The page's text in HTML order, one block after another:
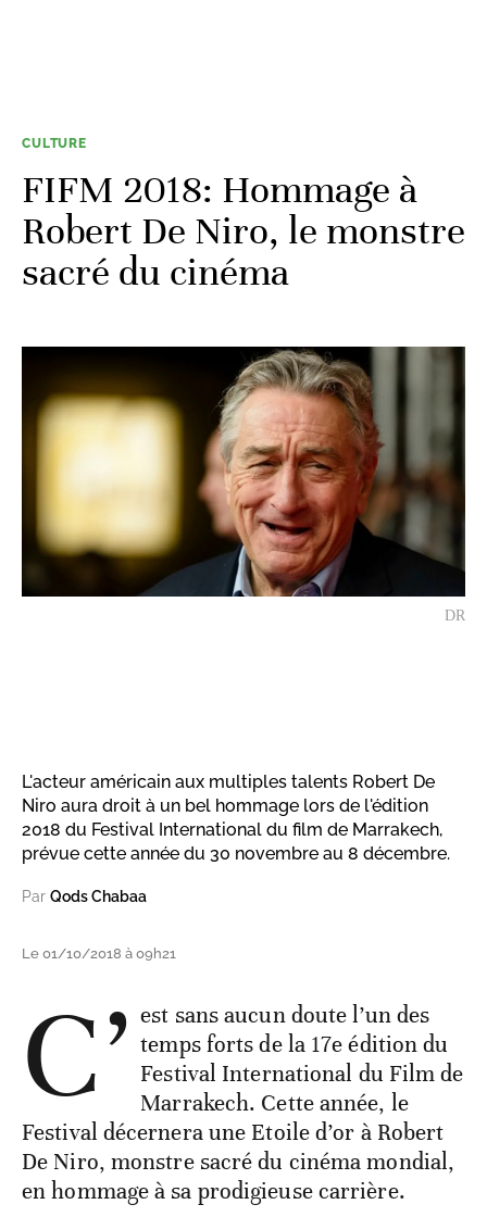
CULTURE
FIFM 2018: Hommage à
Robert De Niro, le monstre
sacré du cinéma
DR
L'acteur américain aux multiples talents Robert De
Niro aura droit à un bel hommage lors de l'édition
2018 du Festival International du film de Marrakech,
prévue cette année du 30 novembre au 8 décembre.
Par Qods Chabaa
Le 01/10/2018 à 09h21
C’ est sans aucun doute l’un des
temps forts de la 17e édition du
Festival International du Film de
Marrakech. Cette année, le
Festival décernera une Etoile d’or à Robert
De Niro, monstre sacré du cinéma mondial,
en hommage à sa prodigieuse carrière.